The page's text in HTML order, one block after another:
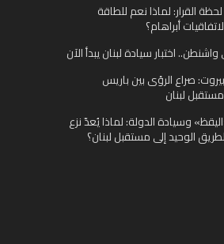
القرار: لماذا نعم للطاقة
أبراهام؟
اختبار سيادة لبنان يبدأ الآن
صراع الرؤى بين باريس
لبنان
وسيادة الدولة: لماذا يُعدّ نزع
الوحيد إلى مستقبل لبنان؟